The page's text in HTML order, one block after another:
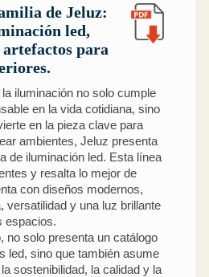
de Jeluz:
led,
para
iluminación no solo cumple
en la vida cotidiana, sino
en la pieza clave para
ambientes, Jeluz presenta
de iluminación led. Esta línea
y resalta lo mejor de
con diseños modernos,
versatilidad y una luz brillante
espacios.
no solo presenta un catálogo
led, sino que también asume
sostenibilidad, la calidad y la